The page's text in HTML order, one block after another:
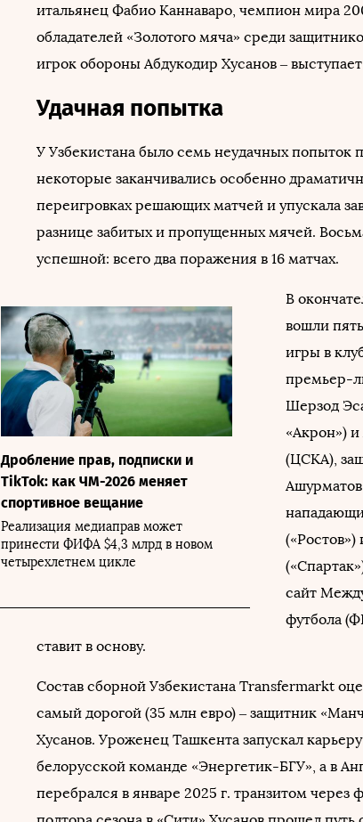
итальянец Фабио Каннаваро, чемпион мира
обладателей «Золотого мяча» среди
игрок обороны Абдукодир Хусанов –
Удачная попытка
У Узбекистана было семь неудачных попыток
некоторые заканчивались особенно
переигровках решающих матчей и упускала
разнице забитых и пропущенных мячей.
успешной: всего два поражения в 16 матчах.
Дробление прав, подписки и
TikTok: как ЧМ-2026 меняет
спортивное вещание
Реализация медиаправ может
принести ФИФА $4,3 млрд в новом
четырехлетнем цикле
В
вошли
игры в
премьер-
Шерзод
«Акрон»)
(ЦСКА),
Ашурматов
сайт
футбола
ставит в основу.
Состав сборной Узбекистана Transfermarkt
самый дорогой (35 млн евро) – защитник
Хусанов. Уроженец Ташкента запускал
белорусской команде «Энергетик-БГУ», а в
перебрался в январе 2025 г. транзитом через